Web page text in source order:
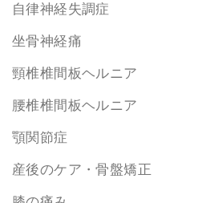
自律神経失調症
坐骨神経痛
頸椎椎間板ヘルニア
腰椎椎間板ヘルニア
顎関節症
産後のケア・骨盤矯正